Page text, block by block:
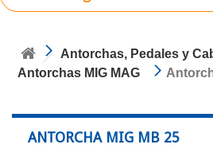
Antorchas, Pedales y
Antorchas MIG MAG
ANTORCHA MIG MB 25